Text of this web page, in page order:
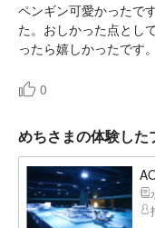
ペンギン可愛かったで
た。おしかった点とし
ったら嬉しかったです。
0
めちさまの体験した